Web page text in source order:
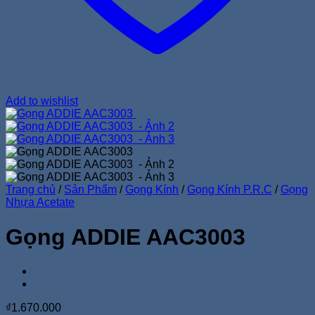
Add to wishlist
Trang chủ / Sản Phẩm / Gọng Kính / Gọng Kính P.R.C / Gọng
Nhựa Acetate
Gọng ADDIE AAC3003
₫1.670.000